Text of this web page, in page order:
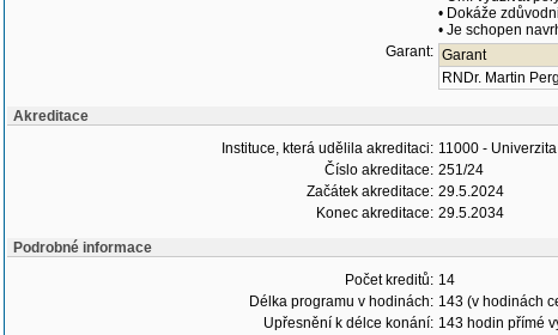
• Dokáže
• Je schopen
Garant: Garant
RNDr. Martin
Akreditace
Instituce, která udělila akreditaci: 11000 -
Číslo akreditace: 251/24
Začátek akreditace: 29.5.2024
Konec akreditace: 29.5.2034
Podrobné informace
Počet kreditů: 14
Délka programu v hodinách: 143 (v hodinách
Upřesnění k délce konání: 143 hodin přímé